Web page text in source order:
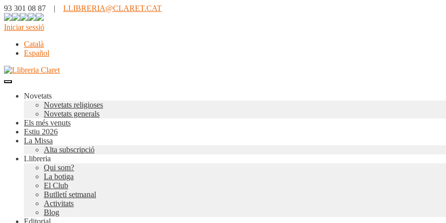
93 301 08 87 | LLIBRERIA@CLARET.CAT
Iniciar sessió
Català
Español
Novetats
Novetats religioses
Novetats generals
Els més venuts
Estiu 2026
La Missa
Alta subscripció
Llibreria
Qui som?
La botiga
El Club
Butlletí setmanal
Activitats
Blog
Editorial